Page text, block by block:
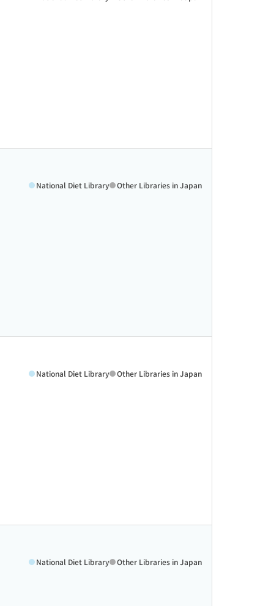
National Diet Library Other Libraries in Japan
National Diet Library Other Libraries in Japan
National Diet Library Other Libraries in Japan